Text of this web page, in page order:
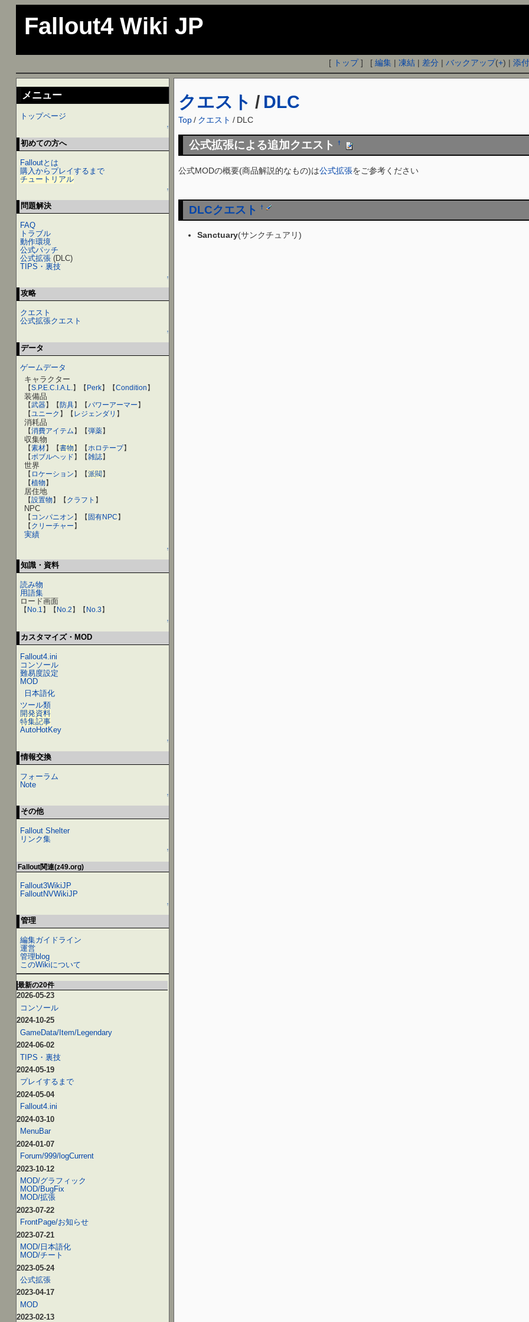
Fallout4 Wiki JP
[ トップ] [編集 |凍結 | 差分 |バックアップ(+) |添
クエスト / DLC
Top/ クエスト / DLC
公式拡張による追加クエスト†
公式MODの概要(商品解説的なもの)は公式拡張をご参考ください
DLCクエスト †
Sanctuary(サンクチュアリ)
メニュー
トップページ
↑
初めての方へ
Falloutとは
購入からプレイするまで
チュートリアル
↑
問題解決
FAQ
トラブル
動作環境
公式パッチ
公式拡張 (DLC)
TIPS・裏技
↑
攻略
クエスト
公式拡張クエスト
↑
データ
ゲームデータ
キャラクター
【S.P.E.C.I.A.L.】【 Perk】【Condition 】
装備品
【武器】【 防具】【パワーアーマー 】
【ユニーク 】【 レジェンダリ 】
消耗品
【消費アイテム 】【弾薬】
収集物
【素材】【書物 】【ホロテープ】
【ボブルヘッド 】【雑誌】
世界
【 ロケーション 】【派閥 】
【植物 】
居住地
【設置物 】【 クラフト 】
NPC
【 コンパニオン 】【 固有NPC 】
【 クリーチャー 】
実績
↑
知識・資料
読み物
用語集
ロード画面
【 No.1 】【 No.2 】【 No.3 】
↑
カスタマイズ・MOD
Fallout4.ini
コンソール
難易度設定
MOD
日本語化
ツール類
開発資料
特集記事
AutoHotKey
↑
情報交換
フォーラム
Note
↑
その他
Fallout Shelter
リンク集
↑
Fallout関連(z49.org)
Fallout3WikiJP
FalloutNVWikiJP
↑
管理
編集ガイドライン
運営
管理blog
このWikiについて
最新の20件
2026-05-23
コンソール
2024-10-25
GameData/Item/Legendary
2024-06-02
TIPS・裏技
2024-05-19
プレイするまで
2024-05-04
Fallout4.ini
2024-03-10
MenuBar
2024-01-07
Forum/999/logCurrent
2023-10-12
MOD/グラフィック
MOD/BugFix
MOD/拡張
2023-07-22
FrontPage/お知らせ
2023-07-21
MOD/日本語化
MOD/チート
2023-05-24
公式拡張
2023-04-17
MOD
2023-02-13